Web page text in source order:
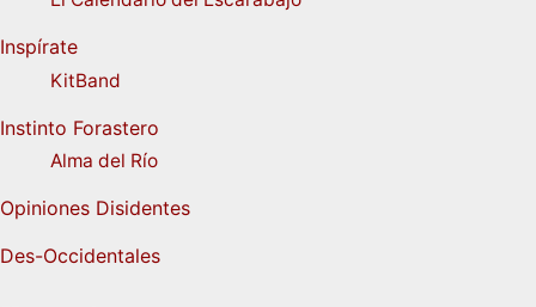
Inspírate
KitBand
Instinto Forastero
Alma del Río
Opiniones Disidentes
Des-Occidentales